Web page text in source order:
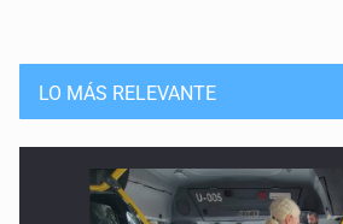
LO MÁS RELEVANTE